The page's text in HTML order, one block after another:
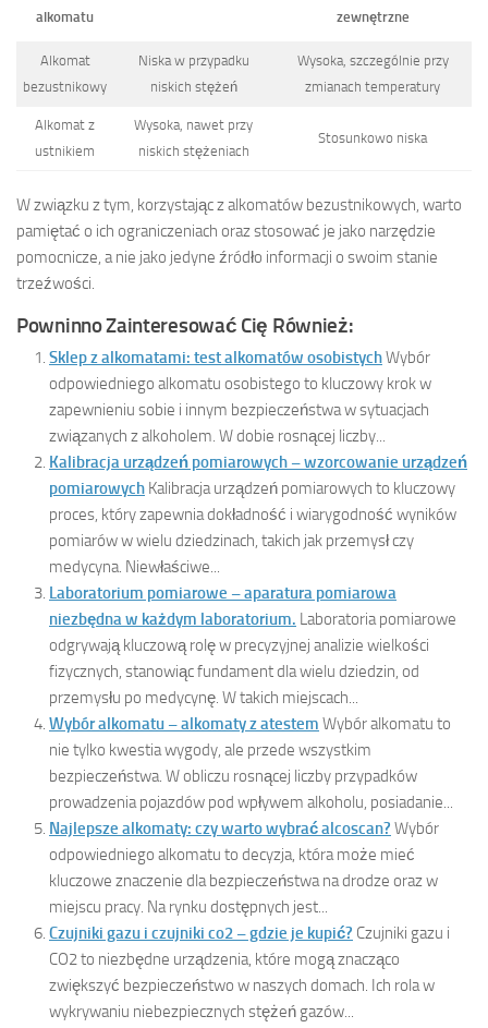
alkomatu
zewnętrzne
Alkomat
bezustnikowy
Niska w przypadku
niskich stężeń
Wysoka, szczególnie przy
zmianach temperatury
Alkomat z
ustnikiem
Wysoka, nawet przy
niskich stężeniach
Stosunkowo niska
W związku z tym, korzystając z alkomatów bezustnikowych, warto
pamiętać o ich ograniczeniach oraz stosować je jako narzędzie
pomocnicze, a nie jako jedyne źródło informacji o swoim stanie
trzeźwości.
Powninno Zainteresować Cię Również:
Sklep z alkomatami: test alkomatów osobistychWybór
odpowiedniego alkomatu osobistego to kluczowy krok w
zapewnieniu sobie i innym bezpieczeństwa w sytuacjach
związanych z alkoholem. W dobie rosnącej liczby...
Kalibracja urządzeń pomiarowych – wzorcowanie urządzeń
pomiarowych Kalibracja urządzeń pomiarowych to kluczowy
proces, który zapewnia dokładność i wiarygodność wyników
pomiarów w wielu dziedzinach, takich jak przemysł czy
medycyna. Niewłaściwe...
Laboratorium pomiarowe – aparatura pomiarowa
niezbędna w każdym laboratorium. Laboratoria pomiarowe
odgrywają kluczową rolę w precyzyjnej analizie wielkości
fizycznych, stanowiąc fundament dla wielu dziedzin, od
przemysłu po medycynę. W takich miejscach...
Wybór alkomatu – alkomaty z atestem Wybór alkomatu to
nie tylko kwestia wygody, ale przede wszystkim
bezpieczeństwa. W obliczu rosnącej liczby przypadków
prowadzenia pojazdów pod wpływem alkoholu, posiadanie...
Najlepsze alkomaty: czy warto wybrać alcoscan? Wybór
odpowiedniego alkomatu to decyzja, która może mieć
kluczowe znaczenie dla bezpieczeństwa na drodze oraz w
miejscu pracy. Na rynku dostępnych jest...
Czujniki gazu i czujniki co2 – gdzie je kupić? Czujniki gazu i
CO2 to niezbędne urządzenia, które mogą znacząco
zwiększyć bezpieczeństwo w naszych domach. Ich rola w
wykrywaniu niebezpiecznych stężeń gazów...